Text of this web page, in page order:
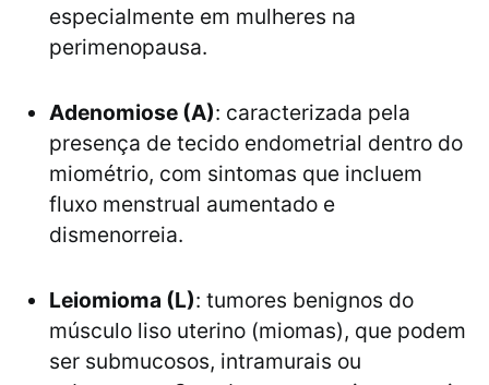
especialmente em mulheres na
perimenopausa.
Adenomiose (A): caracterizada pela
presença de tecido endometrial dentro do
miométrio, com sintomas que incluem
fluxo menstrual aumentado e
dismenorreia.
Leiomioma (L): tumores benignos do
músculo liso uterino (miomas), que podem
ser submucosos, intramurais ou